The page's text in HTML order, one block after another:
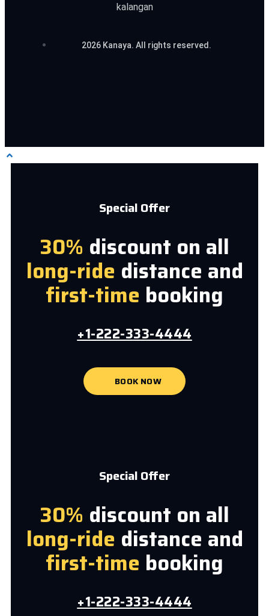
kalangan
2026 Kanaya. All rights reserved.
Special Offer
30% discount on all
long-ride distance and
first-time booking
+1-222-333-4444
BOOK NOW
Special Offer
30% discount on all
long-ride distance and
first-time booking
+1-222-333-4444